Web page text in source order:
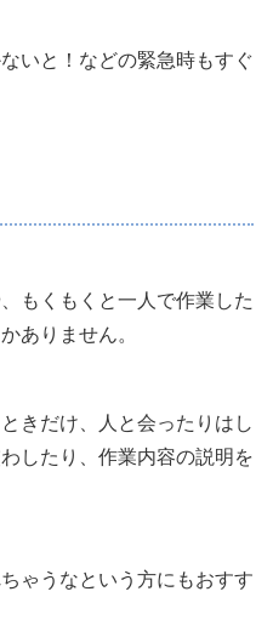
いと！などの緊急時もすぐ
もくもくと一人で作業した
ありません。
きだけ、人と会ったりはし
したり、作業内容の説明を
ゃうなという方にもおすす